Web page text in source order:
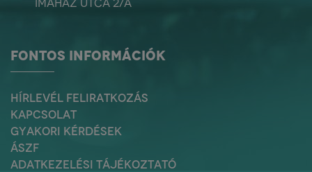
Imaház utca 2/a
FONTOS INFORMÁCIÓK
HÍRLEVÉL FELIRATKOZÁS
KAPCSOLAT
GYAKORI KÉRDÉSEK
ÁSZF
ADATKEZELÉSI TÁJÉKOZTATÓ